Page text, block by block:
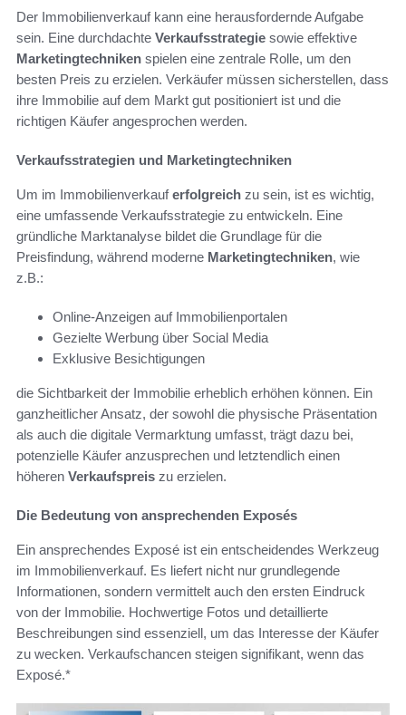
Der Immobilienverkauf kann eine herausfordernde Aufgabe
sein. Eine durchdachte Verkaufsstrategie sowie effektive
Marketingtechniken spielen eine zentrale Rolle, um den
besten Preis zu erzielen. Verkäufer müssen sicherstellen, dass
ihre Immobilie auf dem Markt gut positioniert ist und die
richtigen Käufer angesprochen werden.
Verkaufsstrategien und Marketingtechniken
Um im Immobilienverkauferfolgreich zu sein, ist es wichtig,
eine umfassende Verkaufsstrategie zu entwickeln. Eine
gründliche Marktanalyse bildet die Grundlage für die
Preisfindung, während moderne Marketingtechniken, wie
z.B.:
Online-Anzeigen auf Immobilienportalen
Gezielte Werbung über Social Media
Exklusive Besichtigungen
die Sichtbarkeit der Immobilie erheblich erhöhen können. Ein
ganzheitlicher Ansatz, der sowohl die physische Präsentation
als auch die digitale Vermarktung umfasst, trägt dazu bei,
potenzielle Käufer anzusprechen und letztendlich einen
höheren Verkaufspreis zu erzielen.
Die Bedeutung von ansprechenden Exposés
Ein ansprechendes Exposé ist ein entscheidendes Werkzeug
im Immobilienverkauf. Es liefert nicht nur grundlegende
Informationen, sondern vermittelt auch den ersten Eindruck
von der Immobilie. Hochwertige Fotos und detaillierte
Beschreibungen sind essenziell, um das Interesse der Käufer
zu wecken. Verkaufschancen steigen signifikant, wenn das
Exposé.*